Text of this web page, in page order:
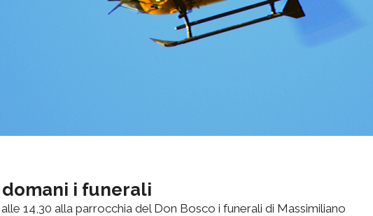
i funerali
14,30 alla parrocchia del Don Bosco i funerali di Massimiliano